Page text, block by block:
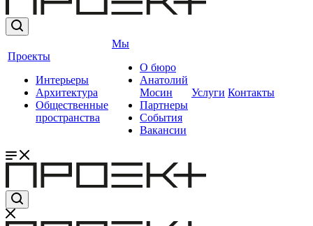
Проекты
Интерьеры
Архитектура
Общественные
пространства
Мы
О бюро
Анатолий
Мосин
Партнеры
События
Вакансии
Услуги Контакты